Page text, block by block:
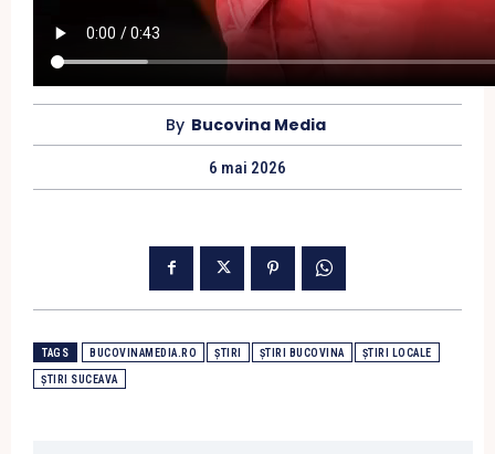
By Bucovina Media
6 mai 2026
TAGS BUCOVINAMEDIA.RO ȘTIRI ȘTIRI BUCOVINA ȘTIRI LOCALE
ȘTIRI SUCEAVA